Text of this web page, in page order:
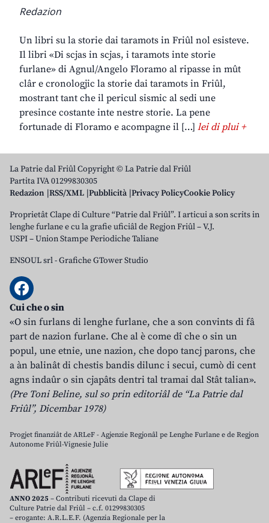
Redazion
Un libri su la storie dai taramots in Friûl nol esisteve.
Il libri «Di scjas in scjas, i taramots inte storie
furlane» di Agnul/Angelo Floramo al ripasse in mût
clâr e cronologjic la storie dai taramots in Friûl,
mostrant tant che il pericul sismic al sedi une
presince costante inte nestre storie. La pene
fortunade di Floramo e acompagne il […] lei di plui +
La Patrie dal Friûl Copyright © La Patrie dal Friûl
Partita IVA 01299830305
Redazion RSS/XML Pubblicità Privacy PolicyCookie Policy
Proprietât Clape di Culture “Patrie dal Friûl”. I articui a son scrits in
lenghe furlane e cu la grafie uficiâl de Regjon Friûl – V.J.
USPI – Union Stampe Periodiche Taliane
ENSOUL srl-Grafiche GTower Studio
Cui che o sin
«O sin furlans di lenghe furlane, che a son convints di fâ
part de nazion furlane. Che al è come dî che o sin un
popul, une etnie, une nazion, che dopo tancj parons, che
a àn balinât di chestis bandis dilunc i secui, cumò di cent
agns indaûr o sin cjapâts dentri tal tramai dal Stât talian».
(Pre Toni Beline, sul so prin editoriâl de “La Patrie dal
Friûl”, Dicembar 1978)
Progjet finanziât de ARLeF - Agjenzie Regjonâl pe Lenghe Furlane e de Regjon
Autonome Friûl-Vignesie Julie
ANNO 2025 – Contributi ricevuti da Clape di
Culture Patrie dal Friûl – c.f. 01299830305
– erogante: A.R.L.E.F. (Agenzia Regionale per la